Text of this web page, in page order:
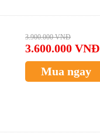
3.900.000 VNĐ
3.600.000 VNĐ
Mua ngay